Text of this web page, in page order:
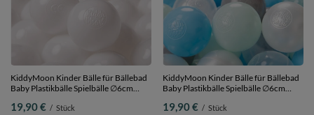
KiddyMoon Kinder Bälle für Bällebad
Baby Plastikbälle Spielbälle ∅6cm
19,90 € / Stück
KiddyMoon Kinder Bälle für Bällebad
Baby Plastikbälle Spielbälle ∅6cm
perle/grau/transparent/baby
19,90 € / Stück